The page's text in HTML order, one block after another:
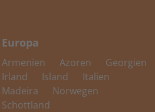
Europa
Armenien Azoren
Georgien
Irland
Island
Italien
Madeira
Norwegen
Schottland